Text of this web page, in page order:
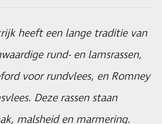
heeft een lange traditie van
rund- en lamsrassen,
voor rundvlees, en Romney
Deze rassen staan
malsheid en marmering.